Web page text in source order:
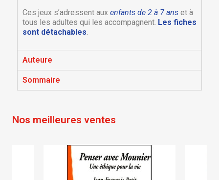
Ajouter à ma liste d'envies
Créer une nouvelle liste
Créer une liste d'envies ×
Nom de la liste d'envies
Connexion ×
Vous devez être connecté pour ajouter des produits
Ces jeux s’adressent aux enfants de 2 à 7 ans et à
tous les adultes qui les accompagnent. Les fiches
sont détachables.
Auteure
Sommaire
Nos meilleures ventes